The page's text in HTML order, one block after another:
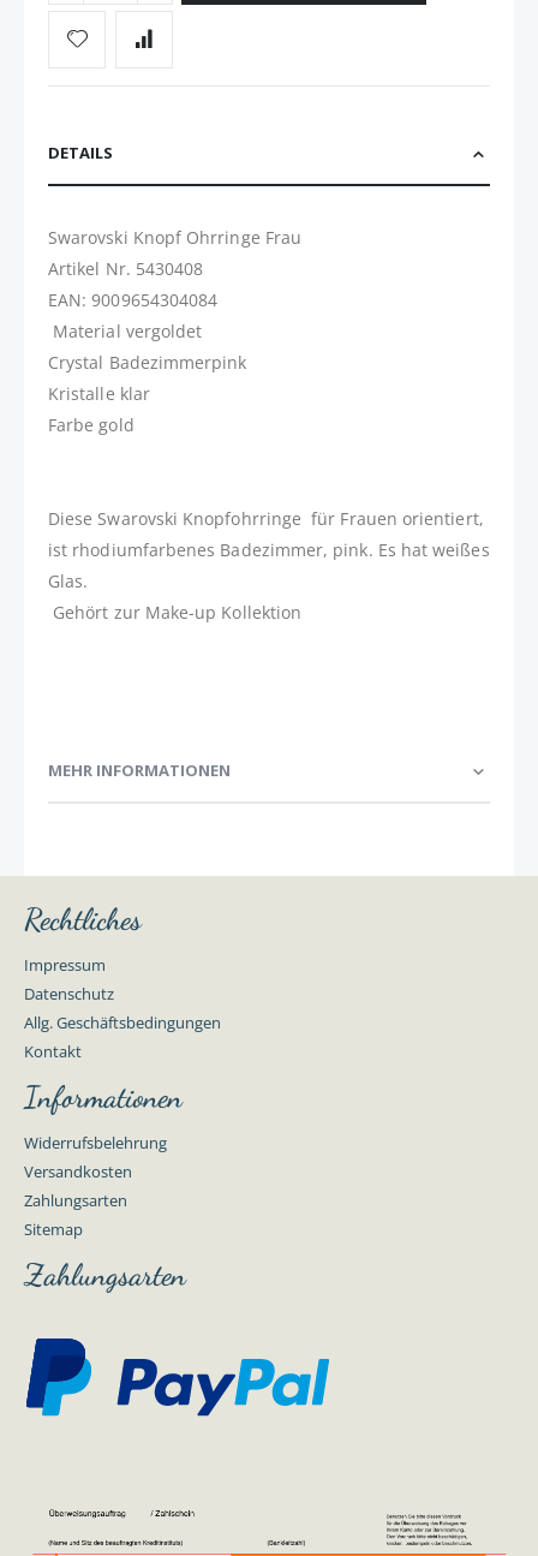
DETAILS
Swarovski Knopf Ohrringe ​Frau
Artikel Nr. 5430408 ​
EAN: 9009654304084
Material vergoldet
Crystal Badezimmerpink
Kristalle klar
Farbe gold
Diese Swarovski Knopfohrringe ​​für Frauen orientiert,
ist rhodiumfarbenes Badezimmer, pink. Es hat weißes
Glas.
Gehört zur Make-up Kollektion
MEHR INFORMATIONEN
Rechtliches
Impressum
Datenschutz
Allg. Geschäftsbedingungen
Kontakt
Informationen
Widerrufsbelehrung
Versandkosten
Zahlungsarten
Sitemap
Zahlungsarten